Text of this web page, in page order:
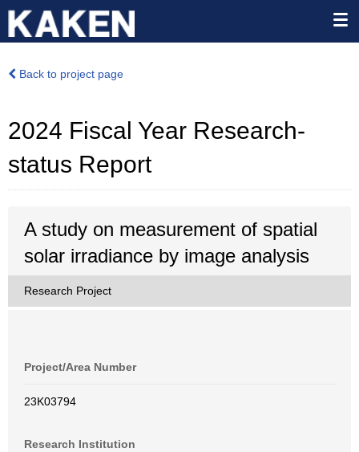
Back to project page
2024 Fiscal Year Research-
status Report
A study on measurement of spatial
solar irradiance by image analysis
Research Project
Project/Area Number
23K03794
Research Institution